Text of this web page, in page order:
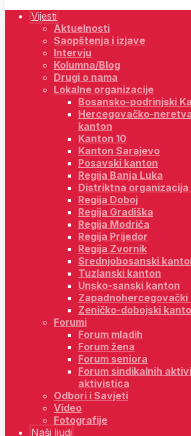
Vijesti
Aktuelnosti
Saopštenja i izjave
Intervju
Kolumna/Blog
Drugi o nama
Lokalne organizacije
Bosansko-podrinjski
Hercegovačko-
kanton
Kanton 10
Kanton Sarajevo
Posavski kanton
Regija Banja Luka
Distriktna organizacija
Regija Doboj
Regija Gradiška
Regija Modriča
Regija Prijedor
Regija Zvornik
Srednjobosanski
Tuzlanski kanton
Unsko-sanski kanton
Zapadnohercegovački
Zeničko-dobojski
Forumi
Forum mladih
Forum žena
Forum seniora
Forum sindikalnih
aktivistica
Odbori i Savjeti
Video
Fotografije
Naši ljudi